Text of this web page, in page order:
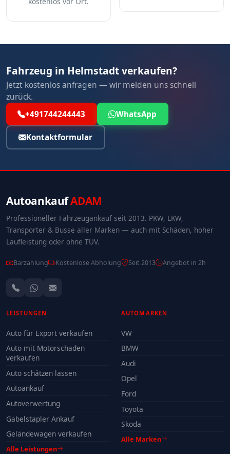
Fahrzeug in Helmstadt verkaufen?
Jetzt kostenlos anfragen — wir melden uns schnell
zurück.
+491744244443 WhatsApp
Kontaktformular
AutoankaufADAM
Professioneller Fahrzeugankauf seit 2013. PKW, LKW,
Transporter & Busse aller Marken — auch mit Schäden, hoher
Laufleistung oder ohne TÜV.
Barzahlung Kostenlose Abholung Seit 2013 Angebot in 2h
LEISTUNGEN
Auto für Export verkaufen
Auto mit Motorschaden
verkaufen
Auto schätzen lassen
Autoankauf
Autoverwertung
Gabelstapler Ankauf
Geländewagen verkaufen
Alle Leistungen
AUTOMARKEN
VW
BMW
Audi
Opel
Ford
Toyota
Skoda
Alle Marken